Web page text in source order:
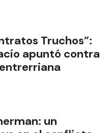
Truchos”:
apuntó contra
un